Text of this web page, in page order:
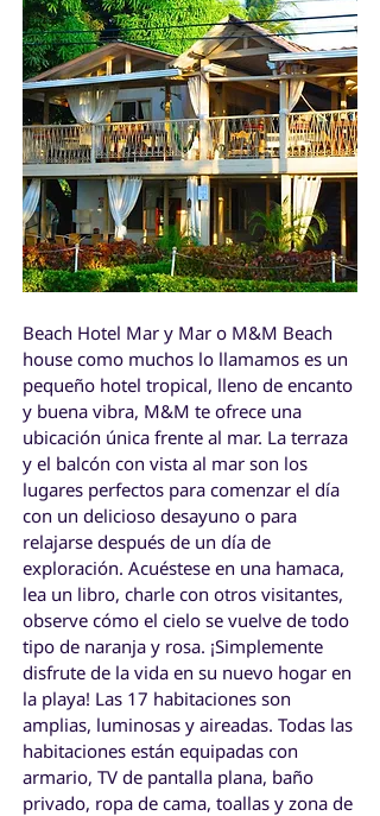
Beach Hotel Mar y Mar o M&M Beach
house como muchos lo llamamos es un
pequeño hotel tropical, lleno de encanto
y buena vibra, M&M te ofrece una
ubicación única frente al mar. La terraza
y el balcón con vista al mar son los
lugares perfectos para comenzar el día
con un delicioso desayuno o para
relajarse después de un día de
exploración. Acuéstese en una hamaca,
lea un libro, charle con otros visitantes,
observe cómo el cielo se vuelve de todo
tipo de naranja y rosa. ¡Simplemente
disfrute de la vida en su nuevo hogar en
la playa! Las 17 habitaciones son
amplias, luminosas y aireadas. Todas las
habitaciones están equipadas con
armario, TV de pantalla plana, baño
privado, ropa de cama, toallas y zona de